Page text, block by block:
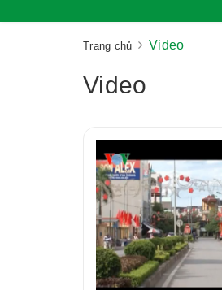
Trang chủ Video
Video